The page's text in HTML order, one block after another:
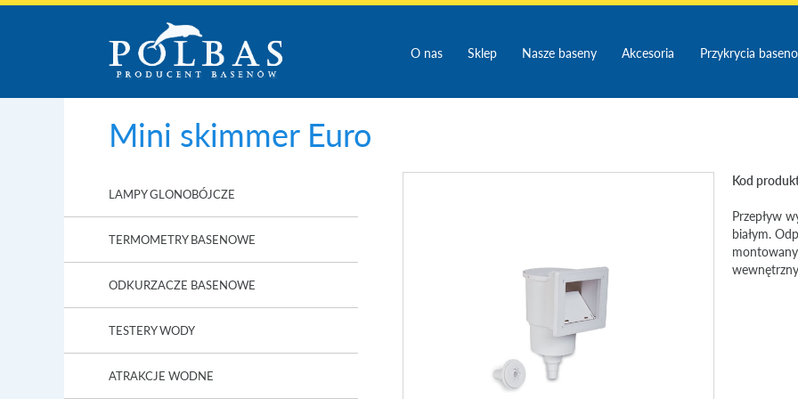
O nas Sklep Nasze baseny Akcesoria Przykrycia
Mini skimmer Euro
LAMPY GLONOBÓJCZE
TERMOMETRY BASENOWE
ODKURZACZE BASENOWE
TESTERY WODY
ATRAKCJE WODNE
Kod
Przepływ
białym.